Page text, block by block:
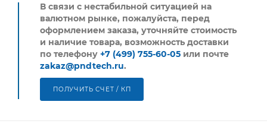
В связи с нестабильной ситуацией на
валютном рынке, пожалуйста, перед
оформлением заказа, уточняйте стоимость
и наличие товара, возможность доставки
по телефону +7 (499) 755-60-05 или почте
zakaz@pndtech.ru.
ПОЛУЧИТЬ СЧЕТ / КП